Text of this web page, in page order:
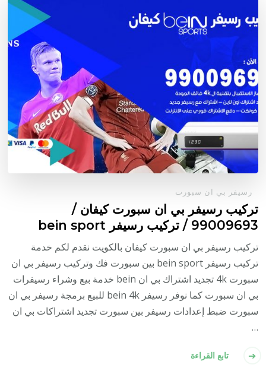
رسيفر بي ان سبورت
تركيب رسيفر بي ان سبورت كيفان /
99009693 / تركيب رسيفر bein sport
تركيب رسيفر بي ان سبورت كيفان بالكويت نقدم لكم خدمة
تركيب رسيفر bein sport بين سبورت فك وتركيب رسيفر بي ان
سبورت 4k تجديد اشتراك بي ان bein خدمة بيع وشراء رسيفرات
بي ان سبورت كما نوفر رسيفر bein 4k للبيع برمجة رسيفر بي ان
سبورت ضبط إعدادات رسيفر بين سبورت تجديد اشتراكات بي ان
…
تابع القراءة